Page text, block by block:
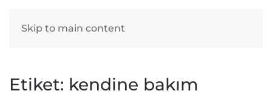
Skip to main content
Etiket: kendine bakım